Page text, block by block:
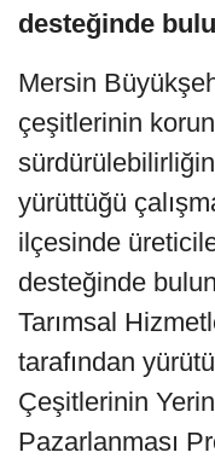
desteğinde
Mersin
çeşitlerinin
yürüttüğü
ilçesinde
desteğinde
Tarımsal
tarafından
Çeşitlerinin
Pazarlanması